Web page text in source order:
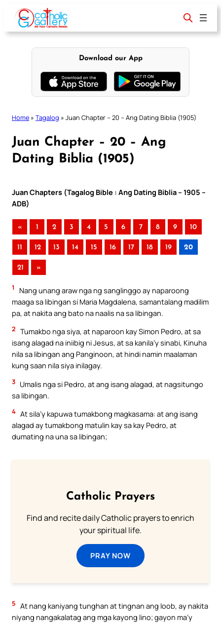
content
Download our App
Home » Tagalog » Juan Chapter – 20 – Ang Dating Biblia (1905)
Juan Chapter – 20 – Ang
Dating Biblia (1905)
Juan Chapters (Tagalog Bible : Ang Dating Biblia – 1905 –
ADB)
« 1 2 3 4 5 6 7 8 9 10
11 12 13 14 15 16 17 18 19 20
21 »
1
Nang unang araw nga ng sanglinggo ay naparoong
maaga sa libingan si Maria Magdalena, samantalang madilim
pa, at nakita ang bato na naalis na sa libingan.
2 Tumakbo nga siya, at naparoon kay Simon Pedro, at sa
isang alagad na iniibig ni Jesus, at sa kanila’y sinabi, Kinuha
nila sa libingan ang Panginoon, at hindi namin maalaman
kung saan nila siya inilagay.
3 Umalis nga si Pedro, at ang isang alagad, at nagsitungo
sa libingan.
4 At sila’y kapuwa tumakbong magkasama: at ang isang
alagad ay tumakbong matulin kay sa kay Pedro, at
dumating na una sa libingan;
Catholic Prayers
Find and recite daily Catholic prayers to enrich
your spiritual life.
PRAY NOW
5 At nang kaniyang tunghan at tingnan ang loob, ay nakita
niyang nangakalatag ang mga kayong lino; gayon ma’y